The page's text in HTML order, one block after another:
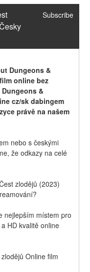
Subscribe
Dungeons &
online bez
&
cz/sk dabingem
právě na našem
nebo s českými
že odkazy na celé
zlodějů (2023)
nejlepším místem pro
HD kvalitě online
Online film